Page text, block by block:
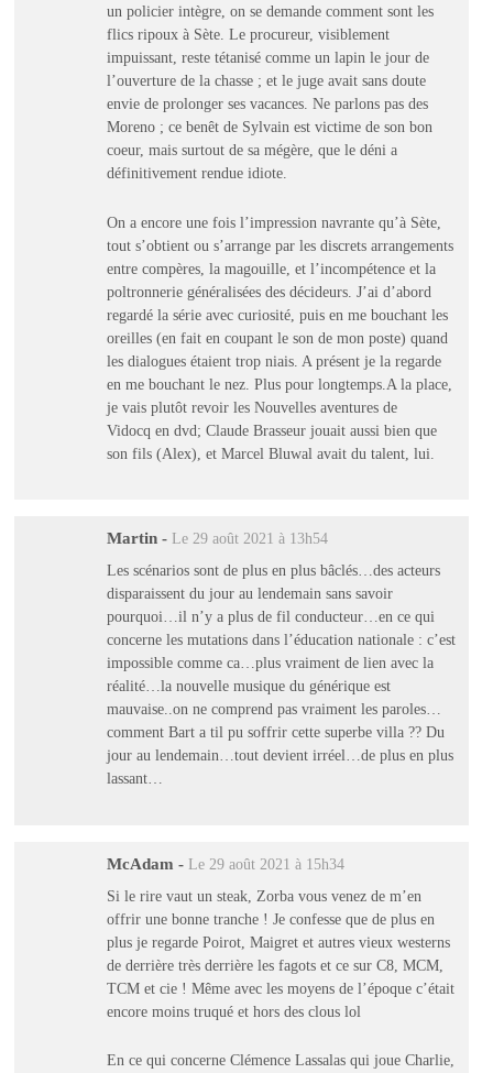
un policier intègre, on se demande comment sont les
flics ripoux à Sète. Le procureur, visiblement
impuissant, reste tétanisé comme un lapin le jour de
l’ouverture de la chasse ; et le juge avait sans doute
envie de prolonger ses vacances. Ne parlons pas des
Moreno ; ce benêt de Sylvain est victime de son bon
coeur, mais surtout de sa mégère, que le déni a
définitivement rendue idiote.
On a encore une fois l’impression navrante qu’à Sète,
tout s’obtient ou s’arrange par les discrets arrangements
entre compères, la magouille, et l’incompétence et la
poltronnerie généralisées des décideurs. J’ai d’abord
regardé la série avec curiosité, puis en me bouchant les
oreilles (en fait en coupant le son de mon poste) quand
les dialogues étaient trop niais. A présent je la regarde
en me bouchant le nez. Plus pour longtemps.A la place,
je vais plutôt revoir les Nouvelles aventures de
Vidocq en dvd; Claude Brasseur jouait aussi bien que
son fils (Alex), et Marcel Bluwal avait du talent, lui.
Martin - Le 29 août 2021 à 13h54
Les scénarios sont de plus en plus bâclés…des acteurs
disparaissent du jour au lendemain sans savoir
pourquoi…il n’y a plus de fil conducteur…en ce qui
concerne les mutations dans l’éducation nationale : c’est
impossible comme ca…plus vraiment de lien avec la
réalité…la nouvelle musique du générique est
mauvaise..on ne comprend pas vraiment les paroles…
comment Bart a til pu soffrir cette superbe villa ?? Du
jour au lendemain…tout devient irréel…de plus en plus
lassant…
McAdam - Le 29 août 2021 à 15h34
Si le rire vaut un steak, Zorba vous venez de m’en
offrir une bonne tranche ! Je confesse que de plus en
plus je regarde Poirot, Maigret et autres vieux westerns
de derrière très derrière les fagots et ce sur C8, MCM,
TCM et cie ! Même avec les moyens de l’époque c’était
encore moins truqué et hors des clous lol
En ce qui concerne Clémence Lassalas qui joue Charlie,